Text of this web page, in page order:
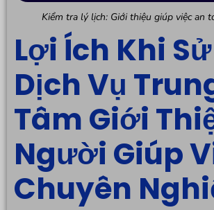
Kiểm tra lý lịch: Giới thiệu giúp việc an
Lợi Ích Khi
Dịch Vụ
Tâm Giới
Người Giúp
Chuyên